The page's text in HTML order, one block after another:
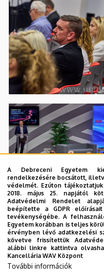
A Debreceni Egyetem
rendelkezésére bocsátott,
védelmét. Ezúton
2018. május 25. napjától
Adatvédelmi Rendelet
beépítette a GDPR
tevékenységébe. A
Egyetem korábban is teljes
érvényben lévő adatkezelési
követve frissítettük
alábbi linkre kattintva
Kancellária WAV Központ
További információk